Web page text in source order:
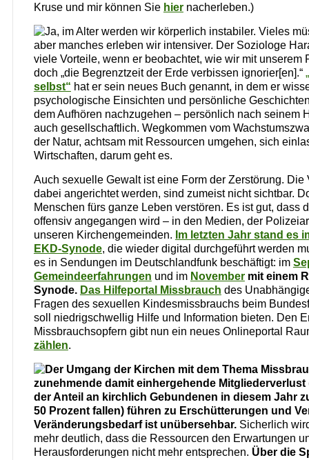
Kruse und mir können Sie hiernacherleben.)
Ja, im Alter werden wir körperlich instabiler. Vieles
aber manches erleben wir intensiver. Der Soziologe
viele Vorteile, wenn er beobachtet, wie wir mit unserem
doch „die Begrenztzeit der Erde verbissen ignorier[en].“ „
selbst“ hat er sein neues Buch genannt, in dem er
psychologische Einsichten und persönliche
dem Aufhören nachzugehen – persönlich nach seinem
auch gesellschaftlich. Wegkommen vom
der Natur, achtsam mit Ressourcen umgehen, sich
Wirtschaften, darum geht es.
Auch sexuelle Gewalt ist eine Form der Zerstörung. Die
dabei angerichtet werden, sind zumeist nicht sichtbar.
Menschen fürs ganze Leben verstören. Es ist gut, dass
offensiv angegangen wird – in den Medien, der
unseren Kirchengemeinden. Im letzten Jahr stand es
EKD-Synode, die wieder digital durchgeführt werden
es in Sendungen im Deutschlandfunk beschäftigt: im
Gemeindeerfahrungen und im November mit einem
Synode. Das Hilfeportal Missbrauch des
Fragen des sexuellen Kindesmissbrauchs beim
soll niedrigschwellig Hilfe und Information bieten. Den
Missbrauchsopfern gibt nun ein neues Onlineportal
zählen.
Der Umgang der Kirchen mit dem Thema
zunehmende damit einhergehende
der Anteil an kirchlich Gebundenen in diesem Jahr
50 Prozent fallen) führen zu Erschütterungen und
Veränderungsbedarf ist unübersehbar.Sicherlich
mehr deutlich, dass die Ressourcen den Erwartungen
Herausforderungen nicht mehr entsprechen. Über die